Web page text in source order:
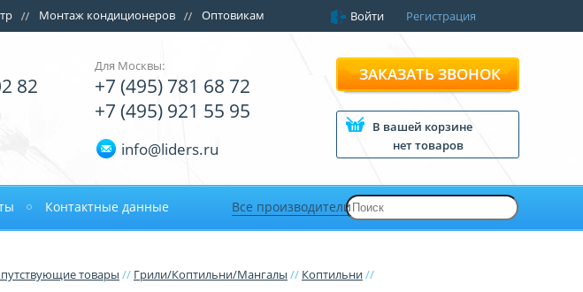
Монтаж кондиционеров Оптовикам Войти Регистрация
82
Для Москвы:
+7 (495) 781 68 72
+7 (495) 921 55 95
info@liders.ru
ЗАКАЗАТЬ ЗВОНОК
В вашей корзине
нет товаров
Контактные данные Все производители
товары // Грили/Коптильни/Мангалы // Коптильни//